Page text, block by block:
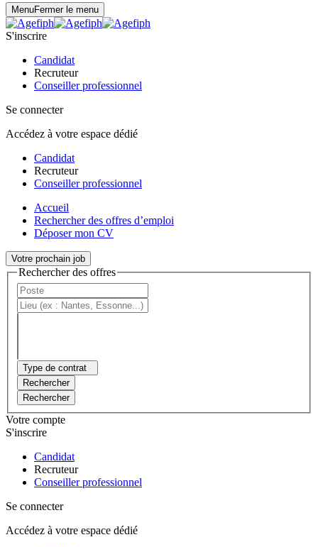
MenuFermer le menu
S'inscrire
Candidat
Recruteur
Conseiller professionnel
Se connecter
Accédez à votre espace dédié
Candidat
Recruteur
Conseiller professionnel
Accueil
Rechercher des offres d’emploi
Déposer mon CV
Votre prochain job
Rechercher des offres
Type de contrat
Rechercher
Rechercher
Votre compte
S'inscrire
Candidat
Recruteur
Conseiller professionnel
Se connecter
Accédez à votre espace dédié